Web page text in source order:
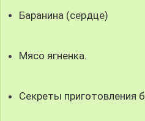
Баранина (сердце)
Мясо ягненка.
Секреты приготовления